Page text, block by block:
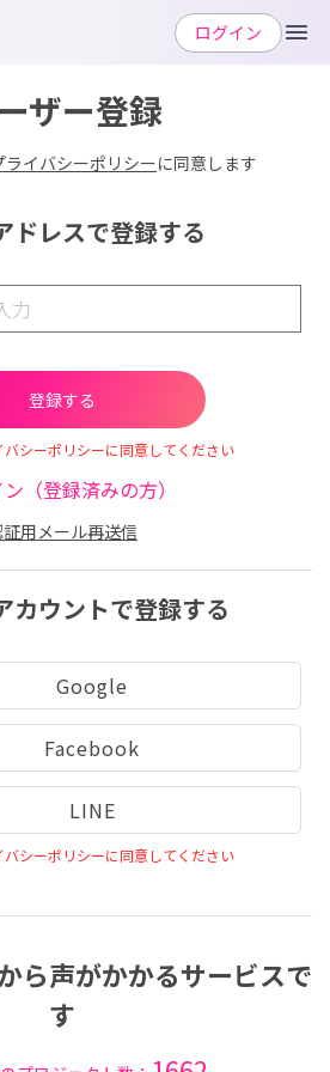
ザー登録
ライバシーポリシーに同意します
ドレスで登録する
シーポリシーに同意してください
（登録済みの方）
証用メール再送信
カウントで登録する
Google
Facebook
LINE
シーポリシーに同意してください
ら声がかかるサービスで
す
ログイン